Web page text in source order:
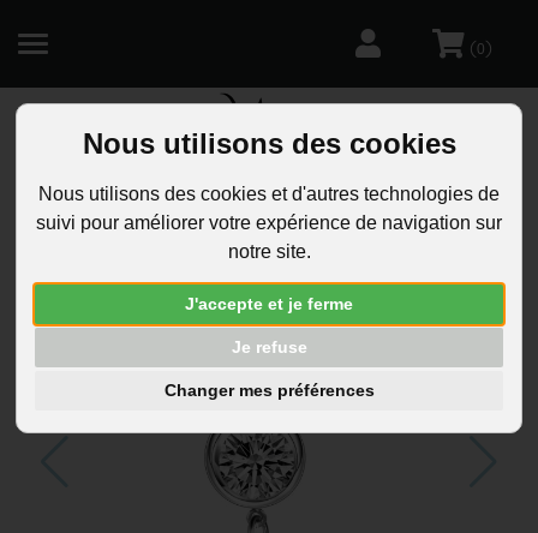
Nous utilisons des cookies
Nous utilisons des cookies et d'autres technologies de
suivi pour améliorer votre expérience de navigation sur
notre site.
J'accepte et je ferme
Je refuse
Changer mes préférences
(0)